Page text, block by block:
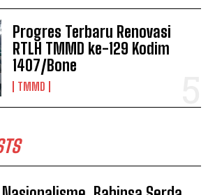
Progres Terbaru Renovasi
RTLH TMMD ke-129 Kodim
1407/Bone
TMMD